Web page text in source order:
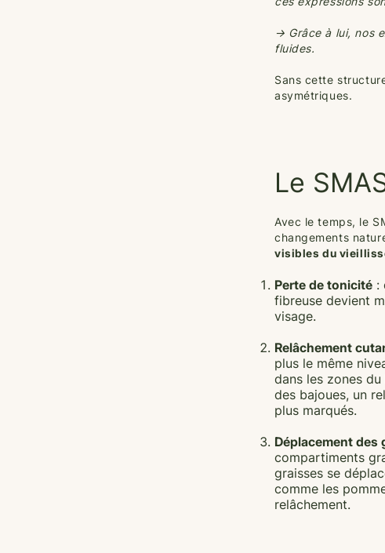
→ Grâce à lui, nos
fluides.
Sans cette
asymétriques.
Le
Avec le temps, le
changements
visibles du
Perte de tonicité :
fibreuse devient
visage.
Relâchement
plus le même
dans les zones
des bajoues, un
plus marqués.
Déplacement des
compartiments
graisses se
comme les
relâchement.